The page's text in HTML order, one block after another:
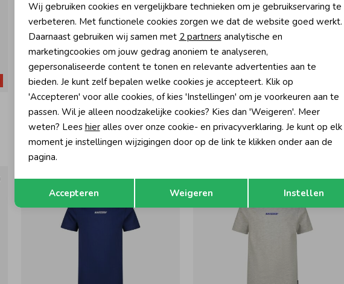
-30% korting
Raizzed
Happens T-shirt 1475 Cool lime
17,49 24,99
Raizzed
Happens T-shirt 078 Almond white
17,49 24,99
Analytische cookies Marketing cookies
Terug Opslaan
Wij gebruiken cookies en vergelijkbare technieken om je gebruikservaring te
verbeteren. Met functionele cookies zorgen we dat de website goed werkt.
Daarnaast gebruiken wij samen met 2 partnersanalytische en
marketingcookies om jouw gedrag anoniem te analyseren,
gepersonaliseerde content te tonen en relevante advertenties aan te
bieden. Je kunt zelf bepalen welke cookies je accepteert. Klik op
'Accepteren' voor alle cookies, of kies 'Instellingen' om je voorkeuren aan te
passen. Wil je alleen noodzakelijke cookies? Kies dan 'Weigeren'. Meer
weten? Lees hieralles over onze cookie- en privacyverklaring. Je kunt op elk
moment je instellingen wijzigingen door op de link te klikken onder aan de
pagina.
Accepteren Weigeren Instellen